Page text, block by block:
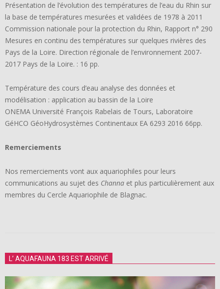
Présentation de l’évolution des températures de l’eau du Rhin sur
la base de températures mesurées et validées de 1978 à 2011
Commission nationale pour la protection du Rhin, Rapport n° 290
Mesures en continu des températures sur quelques rivières des
Pays de la Loire. Direction régionale de l’environnement 2007-
2017 Pays de la Loire. : 16 pp.
Température des cours d’eau analyse des données et
modélisation : application au bassin de la Loire
ONEMA Université François Rabelais de Tours, Laboratoire
GéHCO GéoHydrosystèmes Continentaux EA 6293 2016 66pp.
Remerciements
Nos remerciements vont aux aquariophiles pour leurs
communications au sujet des Channa et plus particulièrement aux
membres du Cercle Aquariophile de Blagnac.
16L’ AQUAFAUNA 183 EST ARRIVÉ